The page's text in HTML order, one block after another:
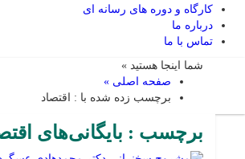
کارگاه و دوره های رسانه ای
درباره ما
تماس با ما
شما اینجا هستید »
صفحه اصلی »
برچسب زده شده با : اقتصاد
برچسب : بایگانی‌های